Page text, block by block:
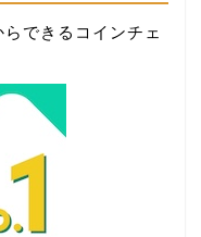
できる コインチェ